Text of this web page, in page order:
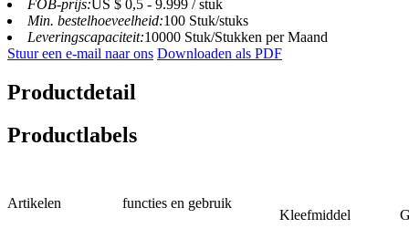
FOB-prijs:US $ 0,5 - 9.999 / stuk
Min. bestelhoeveelheid:100 Stuk/stuks
Leveringscapaciteit:10000 Stuk/Stukken per Maand
Stuur een e-mail naar ons Downloaden als PDF
Productdetail
Productlabels
Artikelen functies en gebruik
Kleefmiddel